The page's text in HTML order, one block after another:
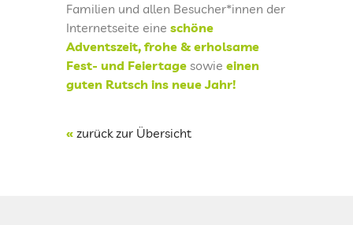
LOGIN
FREUNDESKREIS DER KITA KINDERLAND
SAARWELLINGEN
Familien und allen Besucher*innen der
Internetseite eine schöne
Adventszeit, frohe & erholsame
Fest- und Feiertage sowie einen
guten Rutsch ins neue Jahr!
« zurück zur Übersicht